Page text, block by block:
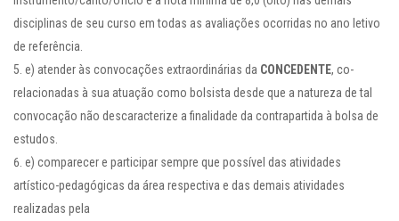
disciplinas de seu curso em todas as avaliações ocorridas no ano letivo
de referência.
e) atender às convocações extraordinárias da CONCEDENTE, co-
relacionadas à sua atuação como bolsista desde que a natureza de tal
convocação não descaracterize a finalidade da contrapartida à bolsa de
estudos.
e) comparecer e participar sempre que possível das atividades
artístico-pedagógicas da área respectiva e das demais atividades
realizadas pela